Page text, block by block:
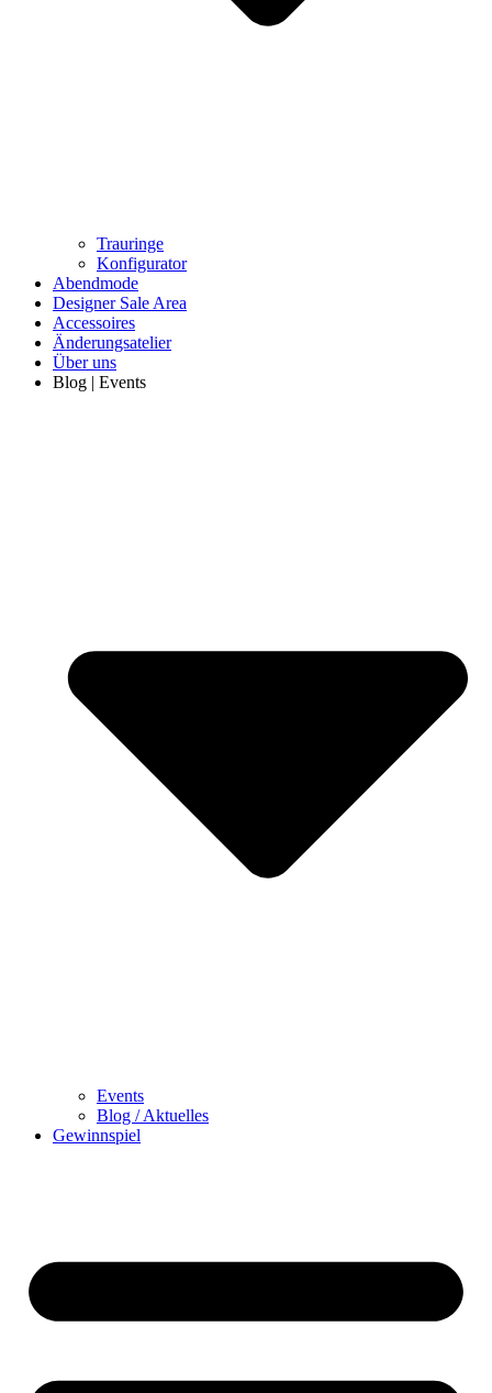
Trauringe
Konfigurator
Abendmode
Designer Sale Area
Accessoires
Änderungsatelier
Über uns
Blog | Events
Events
Blog / Aktuelles
Gewinnspiel